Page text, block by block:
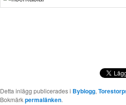
Detta inlägg publicerades i Byblogg,
Bokmärkpermalänken.